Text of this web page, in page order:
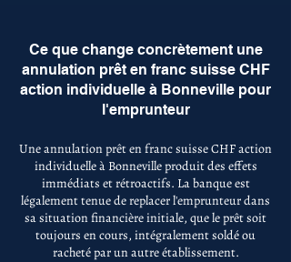
Ce que change concrètement une
annulation prêt en franc suisse CHF
action individuelle à Bonneville pour
l'emprunteur
Une annulation prêt en franc suisse CHF action
individuelle à Bonneville produit des effets
immédiats et rétroactifs. La banque est
légalement tenue de replacer l'emprunteur dans
sa situation financière initiale, que le prêt soit
toujours en cours, intégralement soldé ou
racheté par un autre établissement.